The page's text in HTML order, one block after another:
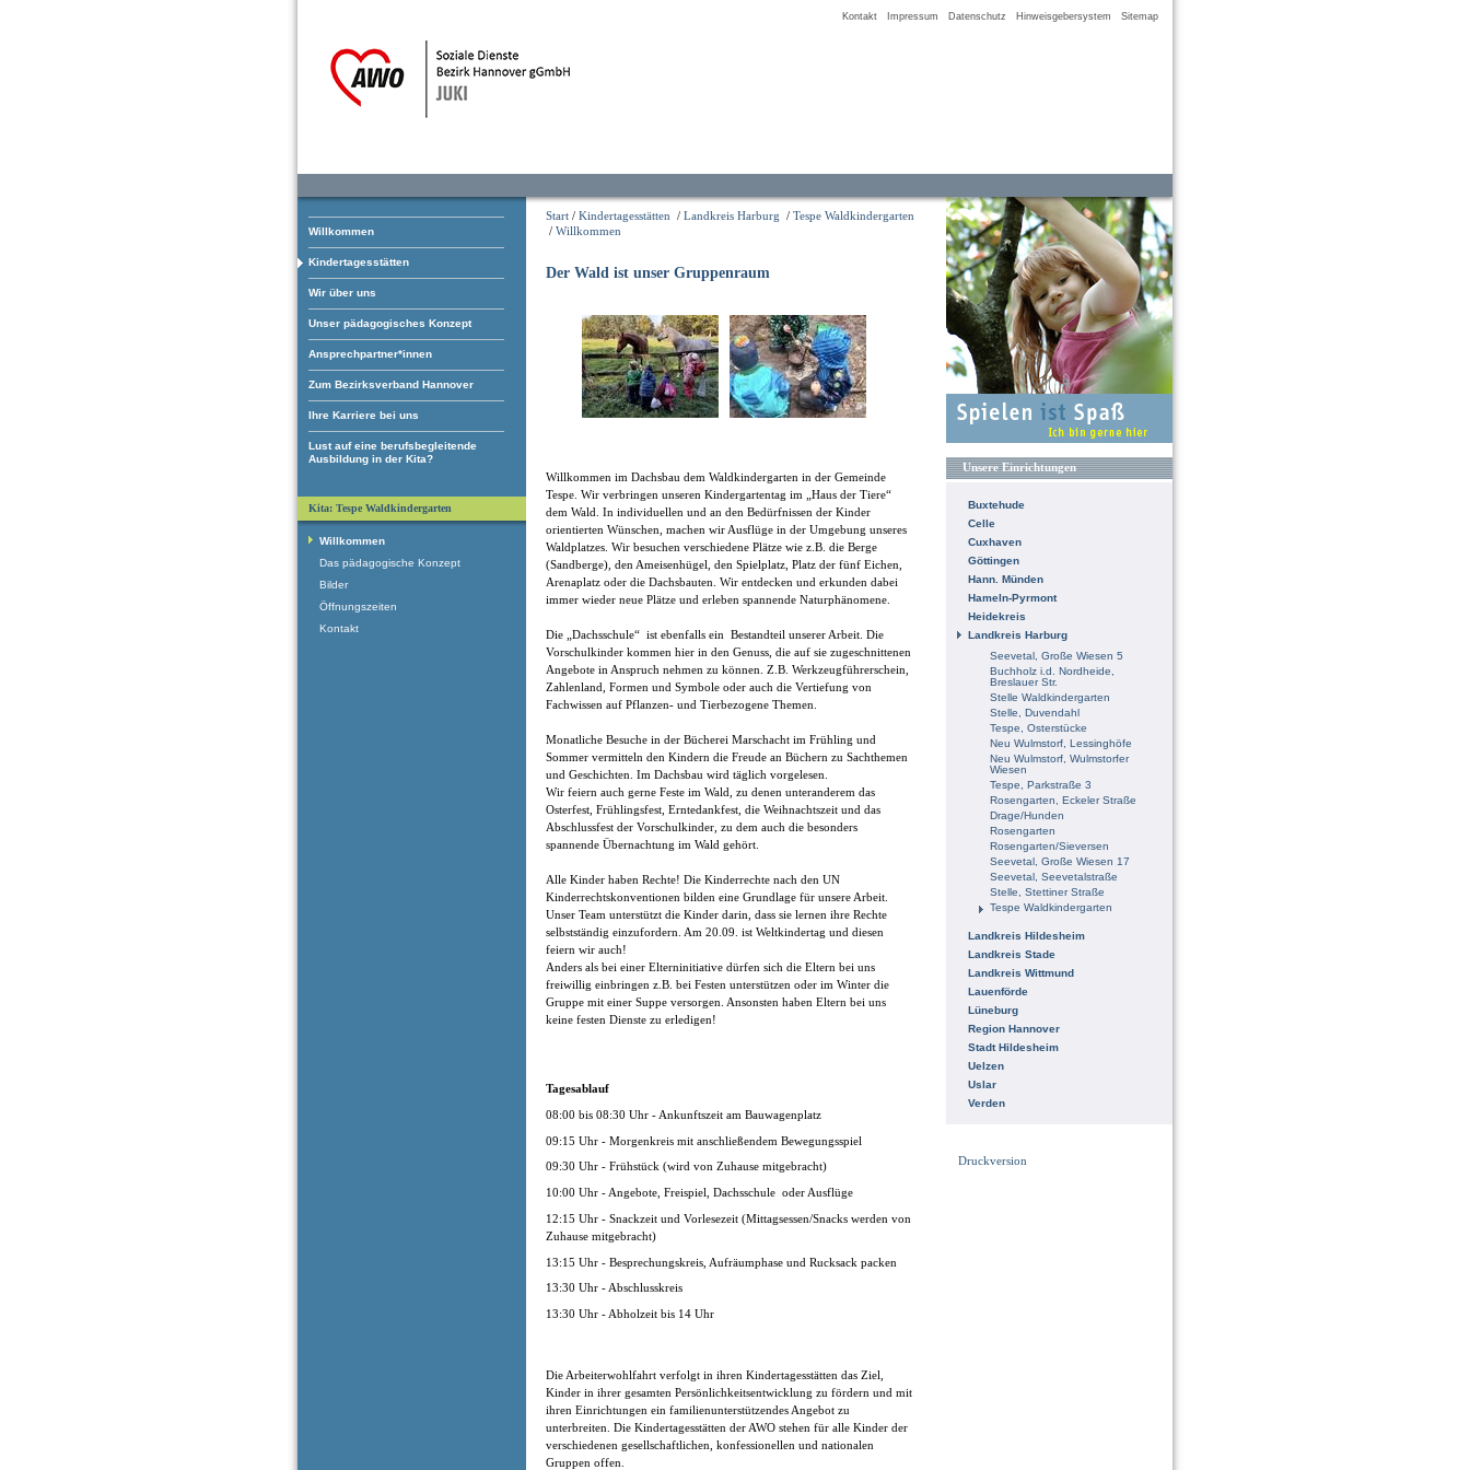
Kontakt Impressum Datenschutz Hinweisgebersystem Sitemap
Willkommen
Kindertagesstätten
Wir über uns
Unser pädagogisches Konzept
Ansprechpartner*innen
Zum Bezirksverband Hannover
Ihre Karriere bei uns
Lust auf eine berufsbegleitende
Ausbildung in der Kita?
Start / Kindertagesstätten / Landkreis Harburg / Tespe Waldkindergarten
/ Willkommen
Der Wald ist unser Gruppenraum
Willkommen im Dachsbau dem Waldkindergarten in der Gemeinde
Tespe. Wir verbringen unseren Kindergartentag im „Haus der Tiere“
dem Wald. In individuellen und an den Bedürfnissen der Kinder
orientierten Wünschen, machen wir Ausflüge in der Umgebung unseres
Waldplatzes. Wir besuchen verschiedene Plätze wie z.B. die Berge
(Sandberge), den Ameisenhügel, den Spielplatz, Platz der fünf Eichen,
Arenaplatz oder die Dachsbauten. Wir entdecken und erkunden dabei
immer wieder neue Plätze und erleben spannende Naturphänomene.
Die „Dachsschule“ ist ebenfalls ein Bestandteil unserer Arbeit. Die
Vorschulkinder kommen hier in den Genuss, die auf sie zugeschnittenen
Angebote in Anspruch nehmen zu können. Z.B. Werkzeugführerschein,
Zahlenland, Formen und Symbole oder auch die Vertiefung von
Fachwissen auf Pflanzen- und Tierbezogene Themen.
Monatliche Besuche in der Bücherei Marschacht im Frühling und
Sommer vermitteln den Kindern die Freude an Büchern zu Sachthemen
und Geschichten. Im Dachsbau wird täglich vorgelesen.
Wir feiern auch gerne Feste im Wald, zu denen unteranderem das
Osterfest, Frühlingsfest, Erntedankfest, die Weihnachtszeit und das
Abschlussfest der Vorschulkinder, zu dem auch die besonders
spannende Übernachtung im Wald gehört.
Alle Kinder haben Rechte! Die Kinderrechte nach den UN
Kinderrechtskonventionen bilden eine Grundlage für unsere Arbeit.
Unser Team unterstützt die Kinder darin, dass sie lernen ihre Rechte
selbstständig einzufordern. Am 20.09. ist Weltkindertag und diesen
feiern wir auch!
Anders als bei einer Elterninitiative dürfen sich die Eltern bei uns
freiwillig einbringen z.B. bei Festen unterstützen oder im Winter die
Gruppe mit einer Suppe versorgen. Ansonsten haben Eltern bei uns
keine festen Dienste zu erledigen!
Tagesablauf
08:00 bis 08:30 Uhr - Ankunftszeit am Bauwagenplatz
09:15 Uhr - Morgenkreis mit anschließendem Bewegungsspiel
09:30 Uhr - Frühstück (wird von Zuhause mitgebracht)
10:00 Uhr - Angebote, Freispiel, Dachsschule oder Ausflüge
12:15 Uhr - Snackzeit und Vorlesezeit (Mittagsessen/Snacks werden von
Zuhause mitgebracht)
13:15 Uhr - Besprechungskreis, Aufräumphase und Rucksack packen
13:30 Uhr - Abschlusskreis
13:30 Uhr - Abholzeit bis 14 Uhr
Die Arbeiterwohlfahrt verfolgt in ihren Kindertagesstätten das Ziel,
Kinder in ihrer gesamten Persönlichkeitsentwicklung zu fördern und mit
ihren Einrichtungen ein familienunterstützendes Angebot zu
unterbreiten. Die Kindertagesstätten der AWO stehen für alle Kinder der
verschiedenen gesellschaftlichen, konfessionellen und nationalen
Gruppen offen.
Unsere Einrichtungen
Buxtehude
Celle
Cuxhaven
Göttingen
Hann. Münden
Hameln-Pyrmont
Heidekreis
Landkreis Harburg
Seevetal, Große Wiesen 5
Buchholz i.d. Nordheide,
Breslauer Str.
Stelle Waldkindergarten
Stelle, Duvendahl
Tespe, Osterstücke
Neu Wulmstorf, Lessinghöfe
Neu Wulmstorf, Wulmstorfer
Wiesen
Tespe, Parkstraße 3
Rosengarten, Eckeler Straße
Drage/Hunden
Rosengarten
Rosengarten/Sieversen
Seevetal, Große Wiesen 17
Seevetal, Seevetalstraße
Stelle, Stettiner Straße
Tespe Waldkindergarten
Landkreis Hildesheim
Landkreis Stade
Landkreis Wittmund
Lauenförde
Lüneburg
Region Hannover
Stadt Hildesheim
Uelzen
Uslar
Verden
Druckversion
Kita: Tespe Waldkindergarten
Willkommen
Das pädagogische Konzept
Bilder
Öffnungszeiten
Kontakt